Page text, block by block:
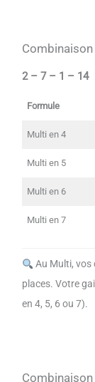
2 – 7 – 1 – 14
Formule
Multi en 4
Multi en 5
Multi en 6
Multi en 7
Au Multi, vos
places. Votre
en 4, 5, 6 ou 7).